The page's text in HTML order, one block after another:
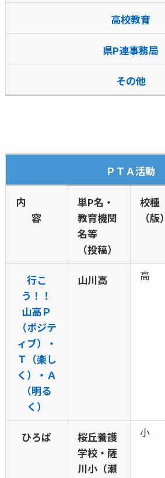
高校教育
県P連事務局
その他
ＰＴＡ活動
内
容
単P名・
教育機関
名等
（投稿）
校種
（版）
行こ
う！！
山高Ｐ
（ポジテ
ィブ）・
Ｔ（楽し
く）・Ａ
（明る
く）
山川高 高
ひろば
桜丘養護
学校・薩
川小（瀬
小